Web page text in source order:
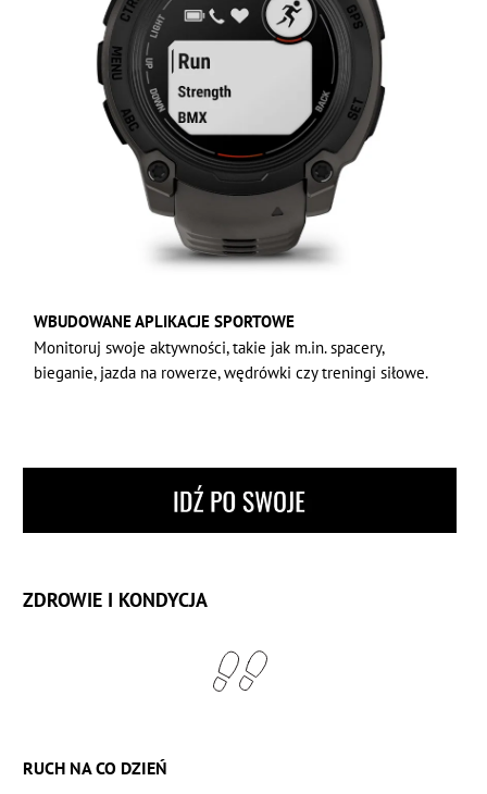
WBUDOWANE APLIKACJE SPORTOWE
Monitoruj swoje aktywności, takie jak m.in. spacery,
bieganie, jazda na rowerze, wędrówki czy treningi siłowe.
ZDROWIE I KONDYCJA
RUCH NA CO DZIEŃ